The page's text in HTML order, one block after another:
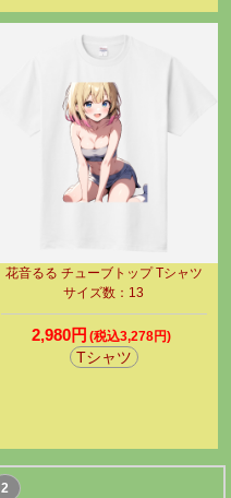
花音るる チューブトップ Tシャツ
サイズ数：13
2,980円 (税込3,278円)
Tシャツ
2